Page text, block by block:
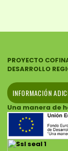
PROYECTO
DESARROLLO
INFORMACIÓN
Una manera de